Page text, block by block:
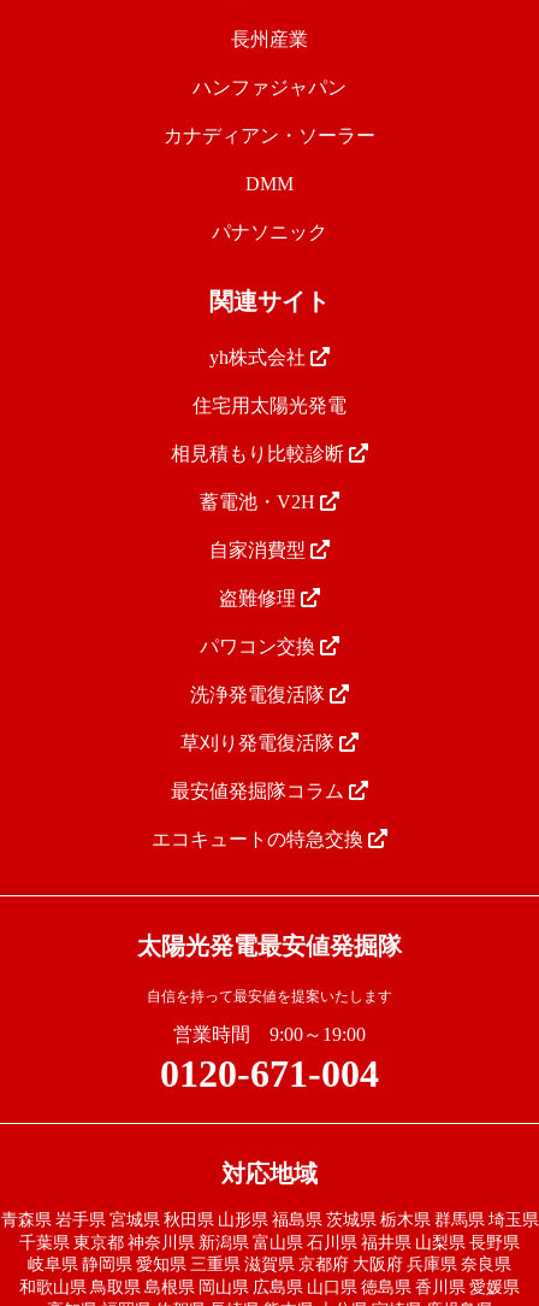
長州産業
ハンファジャパン
カナディアン・ソーラー
DMM
パナソニック
関連サイト
yh株式会社
住宅用太陽光発電
相見積もり比較診断
蓄電池・V2H
自家消費型
盗難修理
パワコン交換
洗浄発電復活隊
草刈り発電復活隊
最安値発掘隊コラム
エコキュートの特急交換
太陽光発電最安値発掘隊
自信を持って最安値を提案いたします
営業時間 9:00～19:00
0120-671-004
対応地域
青森県 岩手県 宮城県 秋田県 山形県 福島県 茨城県 栃木県 群馬県 埼玉県
千葉県 東京都 神奈川県 新潟県 富山県 石川県 福井県 山梨県 長野県
岐阜県 静岡県 愛知県 三重県 滋賀県 京都府 大阪府 兵庫県 奈良県
和歌山県 鳥取県 島根県 岡山県 広島県 山口県 徳島県 香川県 愛媛県